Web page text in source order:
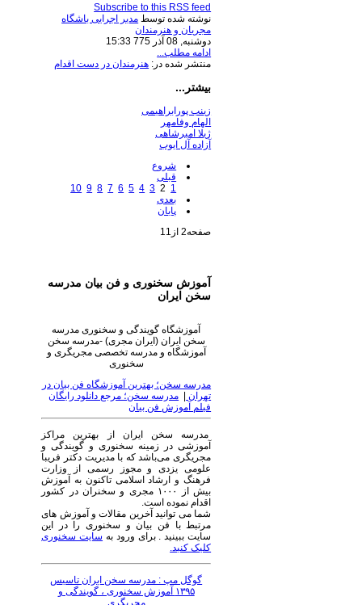
Subscribe to this RSS feed
نوشته شده توسط مدیر اجرایی باشگاه
مجریان و هنرمندان
دوشنبه, 08 آذر 775 15:33
ادامه مطلب...
منتشر شده در: هنرمندان در دست اقدام
بیشتر...
زینب پورابراهیمی
الهام وفامهر
ژیلا امیرشاهی
آزاده آل ایوب
شروع
قبلی
1
2
3
4
5
6
7
8
9
10
بعدی
پایان
صفحه2 از11
آموزش سخنوری و فن بیان مدرسه
سخن ایران
آموزشگاه گویندگی و سخنوری مدرسه
سخن ایران (ایران مجری) -مدرسه سخن
آموزشگاه و مدرسه تخصصی مجریگری و
سخنوری
مدرسه سخن؛ بهترین آموزشگاه فن بیان در
تهران | مدرسه سخن؛ مرجع دانلود رایگان
فیلم آموزش فن بیان
مدرسه سخن ایران از بهترین مراکز
آموزشی در زمینه سخنوری و گویندگی و
مجریگری می‌باشد که با مدیریت دکتر فریبا
علومی یزدی و مجوز رسمی از وزارت
فرهنگ و ارشاد اسلامی تاکنون به آموزش
بیش از ۱۰۰۰ مجری و سخنران در کشور
اقدام نموده است.
شما می توانید آخرین مقالات و آموزش های
مرتبط با فن بیان و سخنوری را در این
سایت ببینید . برای ورود به سایت سخنوری
کلیک کنید.
گوگل مپ : مدرسه سخن ایران تاسیس
۱۳۹۵ آموزش سخنوری ، گویندگی و
مجریگری